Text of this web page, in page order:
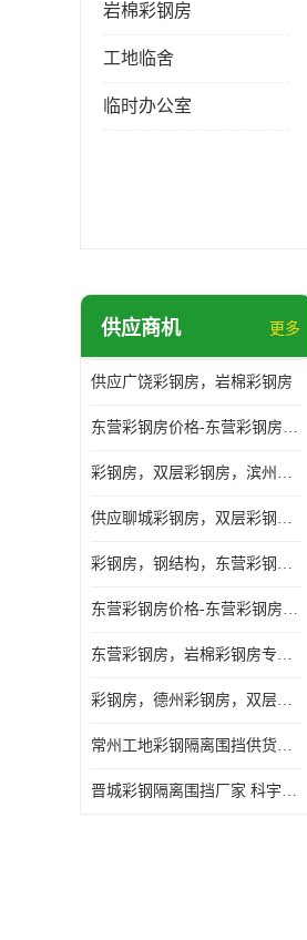
岩棉彩钢房
工地临舍
临时办公室
供应商机 更多
供应广饶彩钢房，岩棉彩钢房
东营彩钢房价格-东营彩钢房厂家-东营防火彩钢房
彩钢房，双层彩钢房，滨州彩钢房，雅致房，轻钢结构
供应聊城彩钢房，双层彩钢房，岩棉彩钢房，彩钢快装房
彩钢房，钢结构，东营彩钢房，双层彩钢房，施工围挡
东营彩钢房价格-东营彩钢房批发
东营彩钢房，岩棉彩钢房专业制作安装
彩钢房，德州彩钢房，双层彩钢房，岩棉彩钢房供应商
常州工地彩钢隔离围挡供货商 科宇钢构工程
晋城彩钢隔离围挡厂家 科宇钢构工程